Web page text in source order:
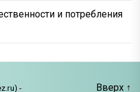
и потребления
- Вверх ↑